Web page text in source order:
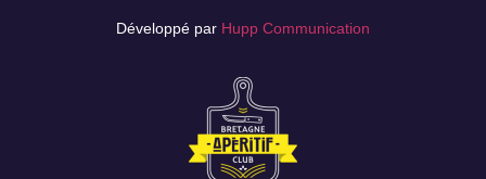
Développé par Hupp Communication